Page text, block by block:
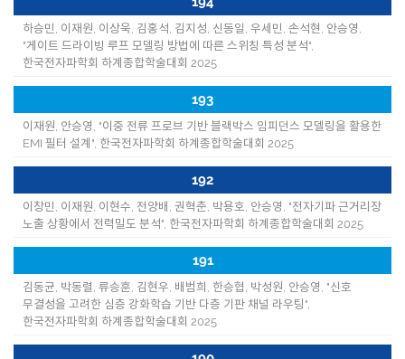
하승민, 이재원, 이상욱, 김홍석, 김지성, 신동일, 우세민, 손석현, 안승영,
"게이트 드라이빙 루프 모델링 방법에 따른 스위칭 특성 분석",
한국전자파학회 하계종합학술대회 2025
193
이재원, 안승영, "이중 전류 프로브 기반 블랙박스 임피던스 모델링을 활용한
EMI 필터 설계", 한국전자파학회 하계종합학술대회 2025
192
이창민, 이재원, 이현수, 전양배, 권혁춘, 박용호, 안승영, "전자기파 근거리장
노출 상황에서 전력밀도 분석", 한국전자파학회 하계종합학술대회 2025
191
김동균, 박동렬, 류승훈, 김현우, 배범희, 한승협, 박성원, 안승영, "신호
무결성을 고려한 심층 강화학습 기반 다층 기판 채널 라우팅",
한국전자파학회 하계종합학술대회 2025